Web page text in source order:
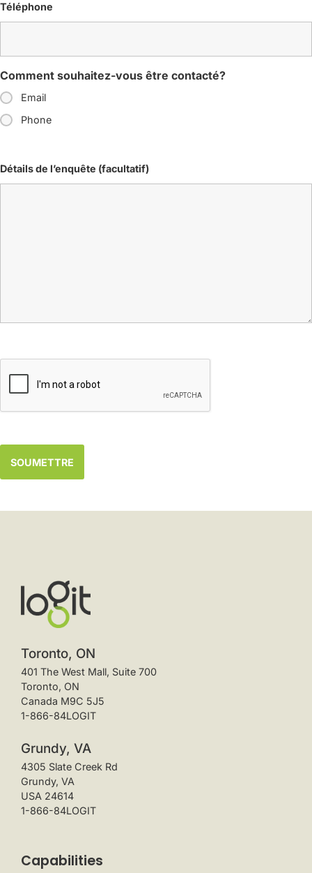
Téléphone
Comment souhaitez-vous être contacté?
Email
Phone
Détails de l’enquête (facultatif)
Toronto, ON
401 The West Mall, Suite 700
Toronto, ON
Canada M9C 5J5
1-866-84LOGIT
Grundy, VA
4305 Slate Creek Rd
Grundy, VA
USA 24614
1-866-84LOGIT
Capabilities